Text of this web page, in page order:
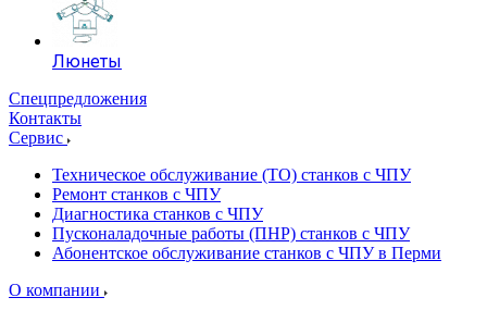
Люнеты
Спецпредложения
Контакты
Сервис
Техническое обслуживание (ТО) станков с ЧПУ
Ремонт станков с ЧПУ
Диагностика станков с ЧПУ
Пусконаладочные работы (ПНР) станков с ЧПУ
Абонентское обслуживание станков с ЧПУ в Перми
О компании